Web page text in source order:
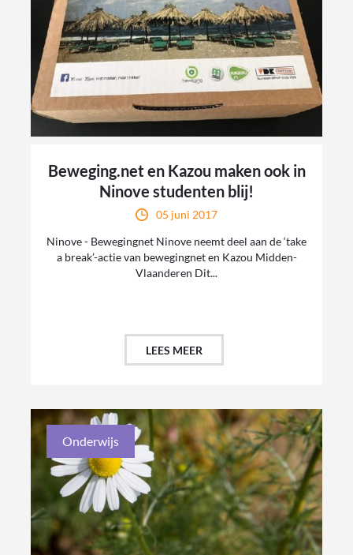
Beweging.net en Kazou maken ook in
Ninove studenten blij!
05 juni 2017
Ninove - Bewegingnet Ninove neemt deel aan de ‘take
a break’-actie van bewegingnet en Kazou Midden-
Vlaanderen Dit...
LEES MEER
Onderwijs